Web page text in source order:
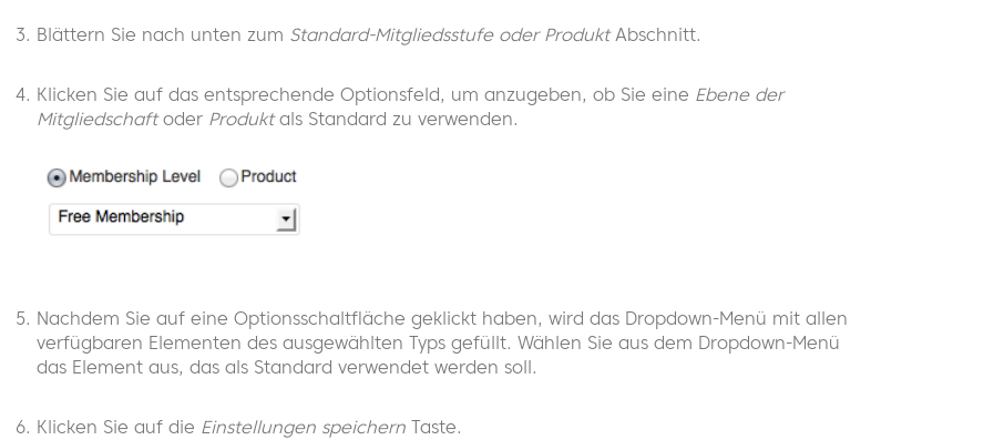
Blättern Sie nach unten zum Standard-Mitgliedsstufe oder ProduktAbschnitt.
Klicken Sie auf das entsprechende Optionsfeld, um anzugeben, ob Sie eine Ebene der
Mitgliedschaftoder Produktals Standard zu verwenden.
Nachdem Sie auf eine Optionsschaltfläche geklickt haben, wird das Dropdown-Menü mit allen
verfügbaren Elementen des ausgewählten Typs gefüllt. Wählen Sie aus dem Dropdown-Menü
das Element aus, das als Standard verwendet werden soll.
Klicken Sie auf die Einstellungen speichern Taste.